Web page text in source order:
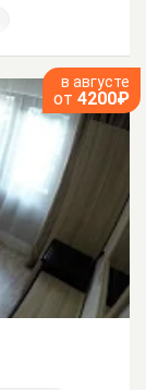
в августе
от 4200₽